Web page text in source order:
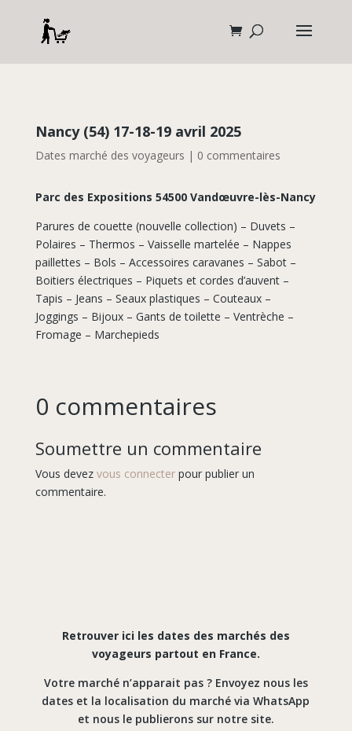
Nancy (54) 17-18-19 avril 2025
Dates marché des voyageurs | 0 commentaires
Parc des Expositions 54500 Vandœuvre-lès-Nancy
Parures de couette (nouvelle collection) – Duvets –
Polaires – Thermos – Vaisselle martelée – Nappes
paillettes – Bols – Accessoires caravanes – Sabot –
Boitiers électriques – Piquets et cordes d’auvent –
Tapis – Jeans – Seaux plastiques – Couteaux –
Joggings – Bijoux – Gants de toilette – Ventrèche –
Fromage – Marchepieds
0 commentaires
Soumettre un commentaire
Vous devez vous connecterpour publier un
commentaire.
Retrouver ici les dates des marchés des
voyageurs partout en France.
Votre marché n’apparait pas ? Envoyez nous les
dates et la localisation du marché via WhatsApp
et nous le publierons sur notre site.